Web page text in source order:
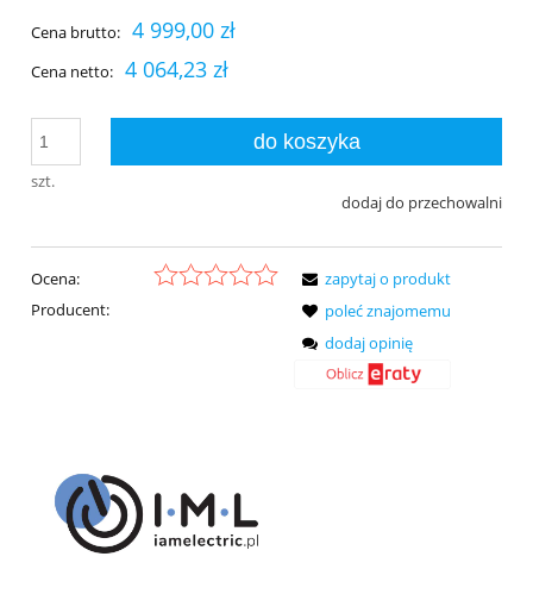
Cena brutto: 4 999,00 zł
Cena netto: 4 064,23 zł
szt.
do koszyka
dodaj do przechowalni
Ocena:
Producent:
zapytaj o produkt
poleć znajomemu
dodaj opinię